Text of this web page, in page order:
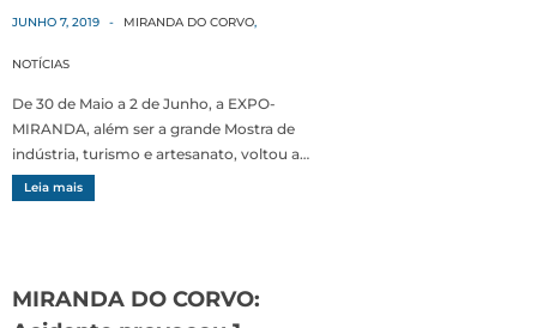
JUNHO 7, 2019 - MIRANDA DO CORVO,
NOTÍCIAS
De 30 de Maio a 2 de Junho, a EXPO-
MIRANDA, além ser a grande Mostra de
indústria, turismo e artesanato, voltou a…
Leia mais
MIRANDA DO CORVO: